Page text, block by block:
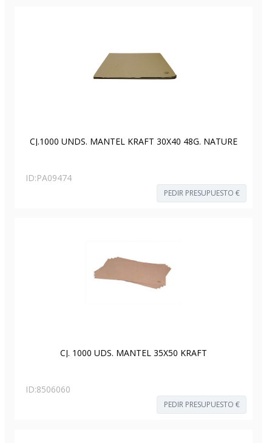
CJ.1000 UNDS. MANTEL KRAFT 30X40 48G. NATURE
ID:PA09474
PEDIR PRESUPUESTO €
CJ. 1000 UDS. MANTEL 35X50 KRAFT
ID:8506060
PEDIR PRESUPUESTO €